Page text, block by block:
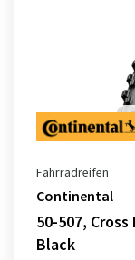
Fahrradreifen
Continental
50-507,
Black